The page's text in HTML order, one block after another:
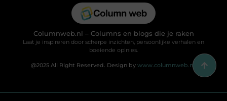
Columnweb.nl – Columns en blogs die je raken
Laat je inspireren door scherpe inzichten, persoonlijke verhalen en
boeiende opinies.
@2025 All Right Reserved. Design by www.columnweb.nl.